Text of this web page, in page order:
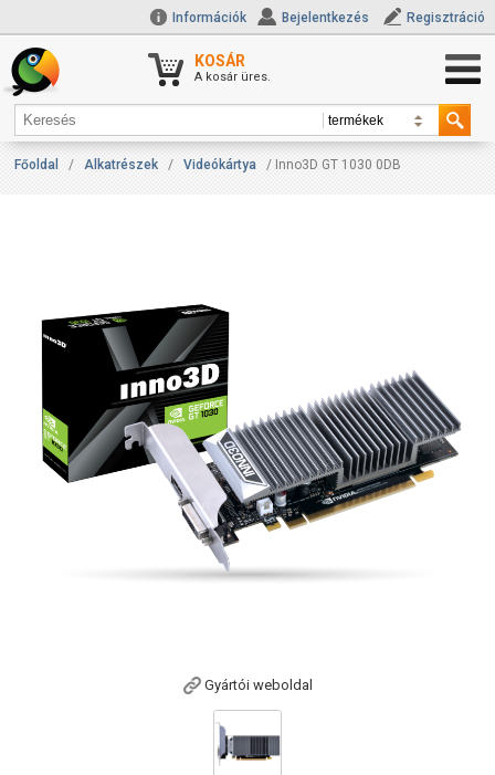
Információk Bejelentkezés Regisztráció
KOSÁR
A kosár üres.
Főoldal / Alkatrészek / Videókártya / Inno3D GT 1030 0DB
Gyártói weboldal